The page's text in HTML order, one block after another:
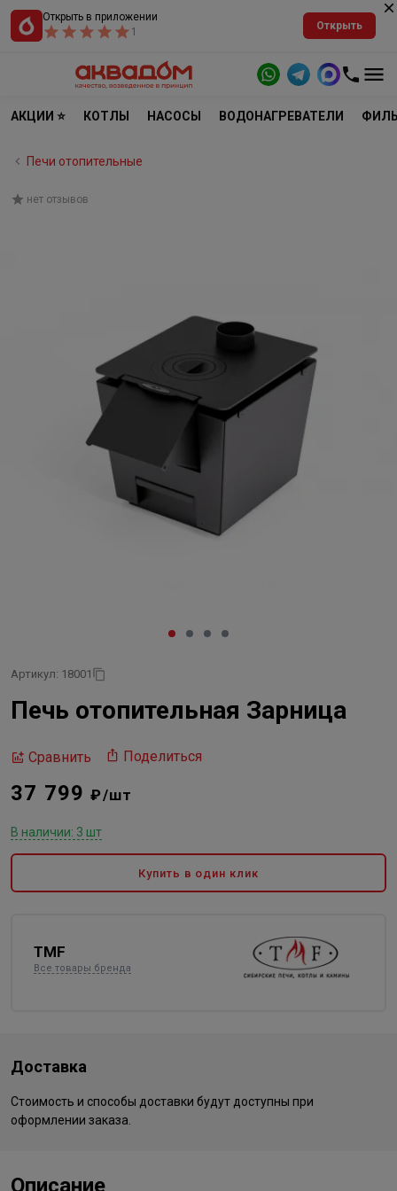
Открыть в приложении
1
Открыть
АКЦИИ ⭐ КОТЛЫ НАСОСЫ ВОДОНАГРЕВАТЕЛИ
Печи отопительные
нет отзывов
Артикул: 18001
Печь отопительная Зарница
Сравнить Поделиться
37 799₽/шт
В наличии: 3 шт
Купить в один клик
TMF
Все товары бренда
Доставка
Стоимость и способы доставки будут доступны при
оформлении заказа.
Описание